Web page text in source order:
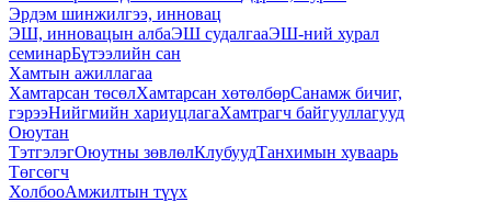
Эрдэм шинжилгээ, инновац
ЭШ, инновацын албаЭШ судалгааЭШ-ний хурал
семинарБүтээлийн сан
Хамтын ажиллагаа
Хамтарсан төсөлХамтарсан хөтөлбөрСанамж бичиг,
гэрээНийгмийн хариуцлагаХамтрагч байгууллагууд
Оюутан
ТэтгэлэгОюутны зөвлөлКлубуудТанхимын хуваарь
Төгсөгч
ХолбооАмжилтын түүх